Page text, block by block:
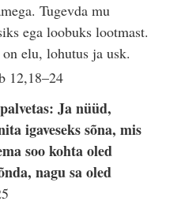
Tugevda mu
ega loobuks lootmast.
elu, lohutus ja usk.
12,18–24
Ja nüüd,
igaveseks sõna, mis
soo kohta oled
nagu sa oled